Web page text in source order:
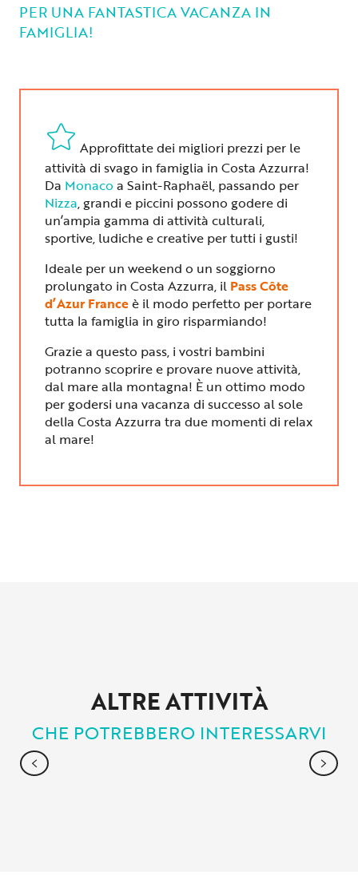
PER UNA FANTASTICA VACANZA IN
FAMIGLIA!
Approfittate dei migliori prezzi per le
attività di svago in famiglia in Costa Azzurra!
Da Monaco a Saint-Raphaël, passando per
Nizza, grandi e piccini possono godere di
un’ampia gamma di attività culturali,
sportive, ludiche e creative per tutti i gusti!
Ideale per un weekend o un soggiorno
prolungato in Costa Azzurra, il Pass Côte
d’Azur Franceè il modo perfetto per portare
tutta la famiglia in giro risparmiando!
Grazie a questo pass, i vostri bambini
potranno scoprire e provare nuove attività,
dal mare alla montagna! È un ottimo modo
per godersi una vacanza di successo al sole
della Costa Azzurra tra due momenti di relax
al mare!
ALTRE ATTIVITÀ
CHE POTREBBERO INTERESSARVI
NATURA E ATTIVITÀ IN MONTAGNA